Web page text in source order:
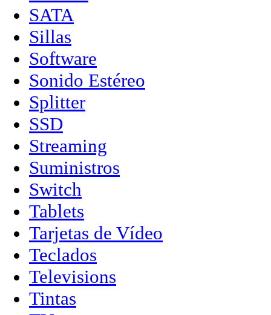
SATA
Sillas
Software
Sonido Estéreo
Splitter
SSD
Streaming
Suministros
Switch
Tablets
Tarjetas de Vídeo
Teclados
Televisions
Tintas